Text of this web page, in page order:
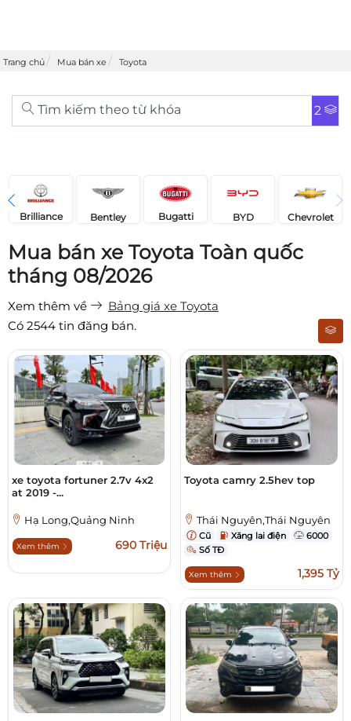
Trang chủ Mua bán xe Toyota
Tìm kiếm theo từ khóa 2
Brilliance Bentley Bugatti BYD Chevrolet
Mua bán xe Toyota Toàn quốc
tháng 08/2026
Xem thêm về
Bảng giá xe Toyota
Có 2544 tin đăng bán.
xe toyota fortuner 2.7v 4x2
at 2019 -...
Hạ Long,Quảng Ninh
Xem thêm 690 Triệu
Toyota camry 2.5hev top
Thái Nguyên,Thái Nguyên
Cũ Xăng lai điện
6000
Số TĐ
Xem thêm 1,395 Tỷ